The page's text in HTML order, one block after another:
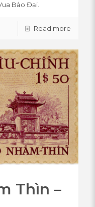
Bảo Đại.
Read more
Thìn –